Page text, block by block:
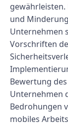
und
Unternehmen
Vorschriften
Bewertung
Unternehmen
Bedrohungen
mobiles